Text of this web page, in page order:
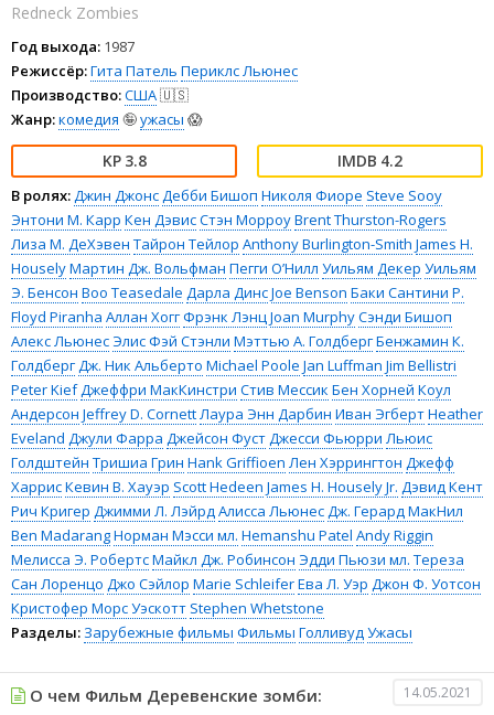
Redneck Zombies
Год выхода: 1987
Режиссёр:Гита Патель Периклс Льюнес
Производство:США🇺🇸
Жанр:комедия 🤪ужасы 😱
3.8 4.2
В ролях:Джин ДжонсДебби Бишоп Николя Фиоре Steve Sooy
Энтони М. Карр Кен ДэвисСтэн МорроуBrent Thurston-Rogers
Лиза М. ДеХэвен Тайрон Тейлор Anthony Burlington-Smith James H.
HouselyМартин Дж. Вольфман Пегги О’Нилл Уильям Декер Уильям
Э. Бенсон Boo Teasedale Дарла ДинсJoe Benson Баки Сантини P.
Floyd Piranha Аллан ХоггФрэнк ЛэнцJoan MurphyСэнди Бишоп
Алекс ЛьюнесЭлис Фэй Стэнли Мэттью А. ГолдбергБенжамин К.
ГолдбергДж. Ник Альберто Michael Poole Jan Luffman Jim Bellistri
Peter KiefДжеффри МакКинстри Стив Мессик Бен Хорней Коул
Андерсон Jeffrey D. CornettЛаура Энн Дарбин Иван ЭгбертHeather
Eveland Джули Фарра Джейсон ФустДжесси Фьюрри Льюис
Голдштейн Тришиа Грин Hank Griffioen Лен Хэррингтон Джефф
ХаррисКевин В. Хауэр Scott Hedeen James H. Housely Jr. Дэвид Кент
Рич Кригер Джимми Л. ЛэйрдАлисса ЛьюнесДж. Герард МакНил
Ben MadarangНорман Мэсси мл. Hemanshu Patel Andy Riggin
Мелисса Э. РобертсМайкл Дж. Робинсон Эдди Пьюзи мл. Тереза
Сан Лоренцо Джо Сэйлор Marie SchleiferЕва Л. Уэр Джон Ф. Уотсон
Кристофер Морс Уэскотт Stephen Whetstone
Разделы: Зарубежные фильмы Фильмы ГолливудУжасы
О чем Фильм Деревенские зомби: 14.05.2021